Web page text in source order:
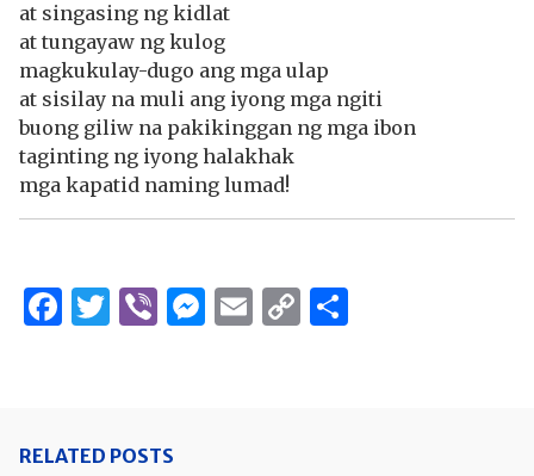
at singasing ng kidlat
at tungayaw ng kulog
magkukulay-dugo ang mga ulap
at sisilay na muli ang iyong mga ngiti
buong giliw na pakikinggan ng mga ibon
taginting ng iyong halakhak
mga kapatid naming lumad!
Facebook
Twitter
ViberMessenger
Email
Copy
RELATED POSTS